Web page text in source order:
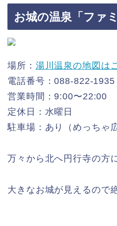
お城の温泉「ファ
場所： 湯川温泉の地図は
電話番号：088-822-1935
営業時間：9:00〜22:00
定休日：水曜日
駐車場：あり（めっちゃ
万々から北へ円行寺の方
大きなお城が見えるので